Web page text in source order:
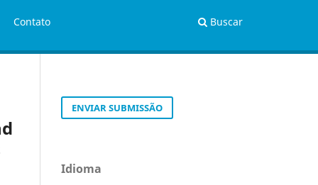
Contato Buscar
ENVIAR SUBMISSÃO
Idioma